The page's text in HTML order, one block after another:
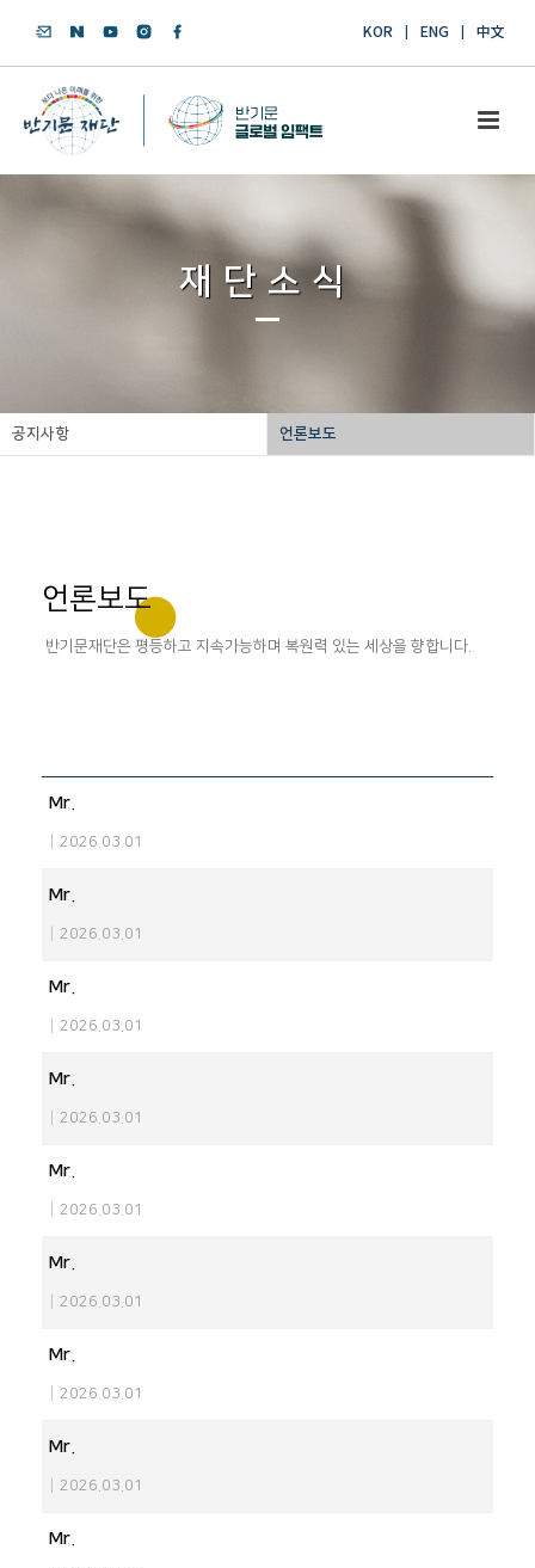
KOR ENG 中文
재단소식
공지사항 언론보도
언론보도
반기문재단은 평등하고 지속가능하며 복원력 있는 세상을 향합니다.
Mr.
2026.03.01
Mr.
2026.03.01
Mr.
2026.03.01
Mr.
2026.03.01
Mr.
2026.03.01
Mr.
2026.03.01
Mr.
2026.03.01
Mr.
2026.03.01
Mr.